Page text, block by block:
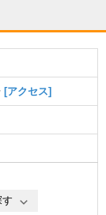
[アクセス]